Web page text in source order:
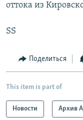
оттока из
SS
Поделиться
This item is part of
Новости Архив